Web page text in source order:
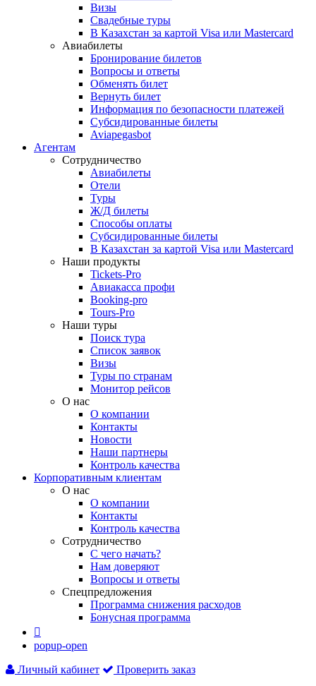
Визы
Свадебные туры
В Казахстан за картой Visa или Masterсard
Авиабилеты
Бронирование билетов
Вопросы и ответы
Обменять билет
Вернуть билет
Информация по безопасности платежей
Субсидированные билеты
Aviapegasbot
Агентам
Сотрудничество
Авиабилеты
Отели
Туры
Ж/Д билеты
Способы оплаты
Субсидированные билеты
В Казахстан за картой Visa или Masterсard
Наши продукты
Tickets-Pro
Авиакасса профи
Booking-pro
Tours-Pro
Наши туры
Поиск тура
Список заявок
Визы
Туры по странам
Монитор рейсов
О нас
О компании
Контакты
Новости
Наши партнеры
Контроль качества
Корпоративным клиентам
О нас
О компании
Контакты
Контроль качества
Сотрудничество
С чего начать?
Нам доверяют
Вопросы и ответы
Спецпредложения
Программа снижения расходов
Бонусная программа

popup-open
Личный кабинет
Проверить заказ